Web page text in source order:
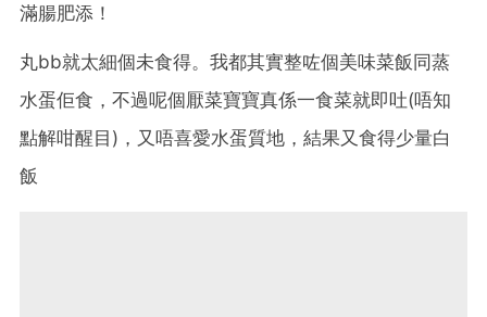
滿腸肥添！
丸bb就太細個未食得。我都其實整咗個美味菜飯同蒸
水蛋佢食，不過呢個厭菜寶寶真係一食菜就即吐(唔知
點解咁醒目)，又唔喜愛水蛋質地，結果又食得少量白
飯